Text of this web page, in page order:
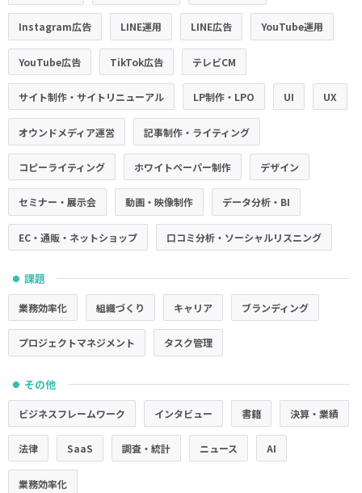
Instagram広告 LINE運用 LINE広告 YouTube運用
YouTube広告 TikTok広告 テレビCM
サイト制作・サイトリニューアル LP制作・LPO UI UX
オウンドメディア運営 記事制作・ライティング
コピーライティング ホワイトペーパー制作 デザイン
セミナー・展示会 動画・映像制作 データ分析・BI
EC・通販・ネットショップ 口コミ分析・ソーシャルリスニング
● 課題
業務効率化 組織づくり キャリア ブランディング
プロジェクトマネジメント タスク管理
● その他
ビジネスフレームワーク インタビュー 書籍 決算・業績
法律 SaaS 調査・統計 ニュース AI
業務効率化